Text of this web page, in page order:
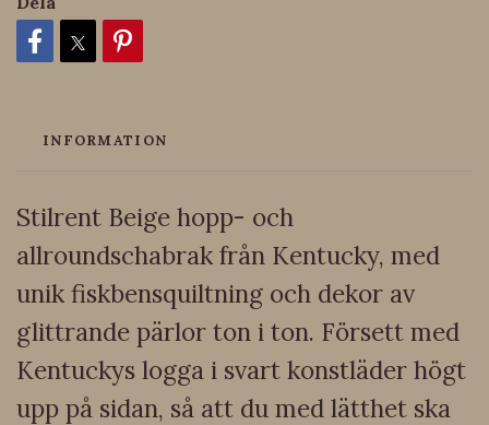
INFORMATION
Stilrent Beige hopp- och
allroundschabrak från Kentucky, med
unik fiskbensquiltning och dekor av
glittrande pärlor ton i ton. Försett med
Kentuckys logga i svart konstläder högt
upp på sidan, så att du med lätthet ska